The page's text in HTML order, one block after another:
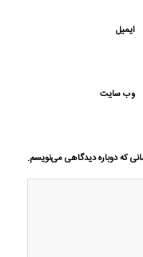
ایمیل
وب‌ سایت
که دوباره دیدگاهی می‌نویسم.